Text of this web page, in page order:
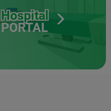
Hospital
PORTAL